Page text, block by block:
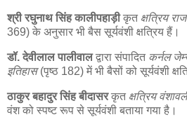
श्री रघुनाथ सिंह कालीपहाड़ीकृत क्षत्रिय
369) के अनुसार भी बैस सूर्यवंशी क्षत्रिय हैं।
डॉ. देवीलाल पालीवालद्वारा संपादित कर्नल
इतिहास(पृष्ठ 182) में भी बैसों को सूर्यवंशी
ठाकुर बहादुर सिंह बीदासरकृत क्षत्रिय
वंश को स्पष्ट रूप से सूर्यवंशी बताया गया है।